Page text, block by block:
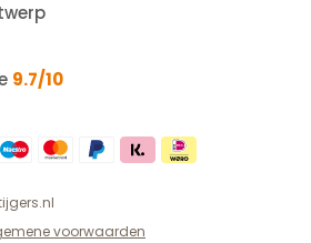
9.7/10
voorwaarden